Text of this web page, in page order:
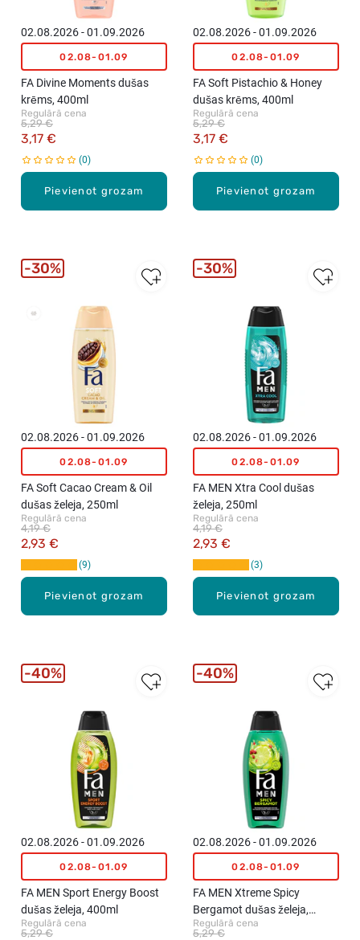
Pievienot grozam
02.08.2026 - 01.09.2026
02.08-01.09
FA Divine Moments dušas
krēms, 400ml
Regulārā cena
3,17 €
5,29 €
0
Pievienot grozam
02.08.2026 - 01.09.2026
02.08-01.09
FA Soft Pistachio & Honey
dušas krēms, 400ml
Regulārā cena
3,17 €
5,29 €
0
Pievienot grozam
02.08.2026 - 01.09.2026
02.08-01.09
FA Soft Cacao Cream & Oil
dušas želeja, 250ml
Regulārā cena
2,93 €
4,19 €
9
30%
Pievienot grozam
02.08.2026 - 01.09.2026
02.08-01.09
FA MEN Xtra Cool dušas
želeja, 250ml
Regulārā cena
2,93 €
4,19 €
3
30%
02.08.2026 - 01.09.2026
02.08-01.09
FA MEN Sport Energy Boost
dušas želeja, 400ml
Regulārā cena
5,29 €
40%
02.08.2026 - 01.09.2026
02.08-01.09
FA MEN Xtreme Spicy
Bergamot dušas želeja,
400ml
Regulārā cena
5,29 €
40%